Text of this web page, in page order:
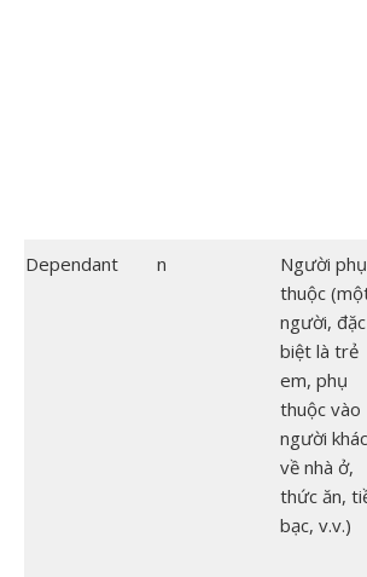
Dependant
n
Người phụ
thuộc
người, đặc
biệt là trẻ
em, phụ
thuộc vào
người khác
về nhà ở,
thức ăn,
bạc, v.v.)